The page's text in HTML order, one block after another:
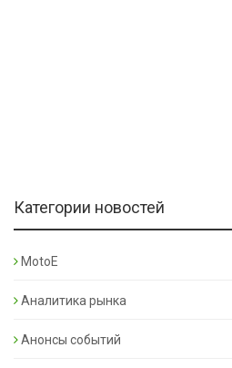
Категории новостей
MotoE
Аналитика рынка
Анонсы событий